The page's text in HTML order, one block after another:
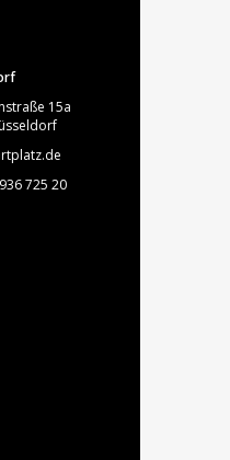
15a
725 20